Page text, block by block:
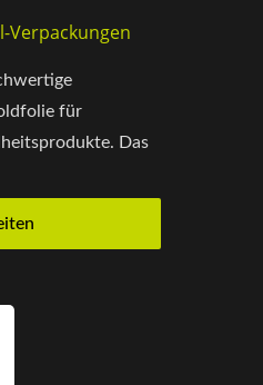
Verpackungen
für
Das